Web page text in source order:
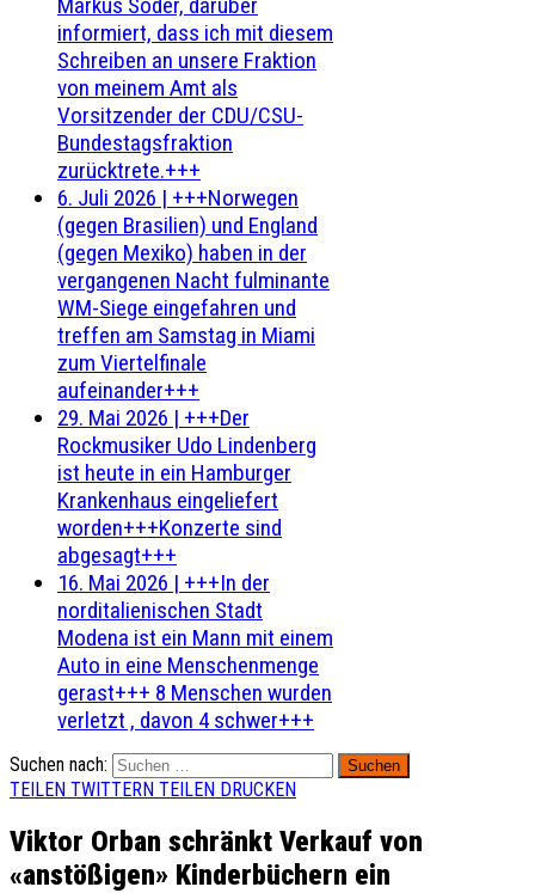
informiert, dass ich mit diesem
Schreiben an unsere Fraktion
von meinem Amt als
Vorsitzender der CDU/CSU-
Bundestagsfraktion
zurücktrete.+++
6. Juli 2026 | +++Norwegen
(gegen Brasilien) und England
(gegen Mexiko) haben in der
vergangenen Nacht fulminante
WM-Siege eingefahren und
treffen am Samstag in Miami
zum Viertelfinale
aufeinander+++
29. Mai 2026 | +++Der
Rockmusiker Udo Lindenberg
ist heute in ein Hamburger
Krankenhaus eingeliefert
worden+++Konzerte sind
abgesagt+++
16. Mai 2026 | +++In der
norditalienischen Stadt
Modena ist ein Mann mit einem
Auto in eine Menschenmenge
gerast+++ 8 Menschen wurden
verletzt , davon 4 schwer+++
Suchen nach:
TEILEN TWITTERN TEILEN DRUCKEN
Viktor Orban schränkt Verkauf von
«anstößigen» Kinderbüchern ein